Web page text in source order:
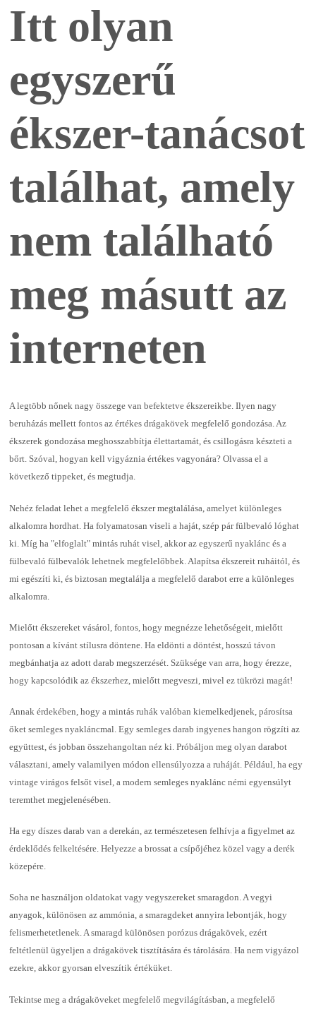
Itt olyan
egyszerű
ékszer-tanácsot
találhat, amely
nem található
meg másutt az
interneten
A legtöbb nőnek nagy összege van befektetve ékszereikbe. Ilyen nagy
beruházás mellett fontos az értékes drágakövek megfelelő gondozása. Az
ékszerek gondozása meghosszabbítja élettartamát, és csillogásra készteti a
bőrt. Szóval, hogyan kell vigyáznia értékes vagyonára? Olvassa el a
következő tippeket, és megtudja.
Nehéz feladat lehet a megfelelő ékszer megtalálása, amelyet különleges
alkalomra hordhat. Ha folyamatosan viseli a haját, szép pár fülbevaló lóghat
ki. Míg ha "elfoglalt" mintás ruhát visel, akkor az egyszerű nyaklánc és a
fülbevaló fülbevalók lehetnek megfelelőbbek. Alapítsa ékszereit ruháitól, és
mi egészíti ki, és biztosan megtalálja a megfelelő darabot erre a különleges
alkalomra.
Mielőtt ékszereket vásárol, fontos, hogy megnézze lehetőségeit, mielőtt
pontosan a kívánt stílusra döntene. Ha eldönti a döntést, hosszú távon
megbánhatja az adott darab megszerzését. Szüksége van arra, hogy érezze,
hogy kapcsolódik az ékszerhez, mielőtt megveszi, mivel ez tükrözi magát!
Annak érdekében, hogy a mintás ruhák valóban kiemelkedjenek, párosítsa
őket semleges nyakláncmal. Egy semleges darab ingyenes hangon rögzíti az
együttest, és jobban összehangoltan néz ki. Próbáljon meg olyan darabot
választani, amely valamilyen módon ellensúlyozza a ruháját. Például, ha egy
vintage virágos felsőt visel, a modern semleges nyaklánc némi egyensúlyt
teremthet megjelenésében.
Ha egy díszes darab van a derekán, az természetesen felhívja a figyelmet az
érdeklődés felkeltésére. Helyezze a brossat a csípőjéhez közel vagy a derék
közepére.
Soha ne használjon oldatokat vagy vegyszereket smaragdon. A vegyi
anyagok, különösen az ammónia, a smaragdeket annyira lebontják, hogy
felismerhetetlenek. A smaragd különösen porózus drágakövek, ezért
feltétlenül ügyeljen a drágakövek tisztítására és tárolására. Ha nem vigyázol
ezekre, akkor gyorsan elveszítik értéküket.
Tekintse meg a drágaköveket megfelelő megvilágításban, a megfelelő